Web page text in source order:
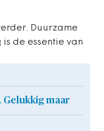
Duurzame
de essentie van
maar